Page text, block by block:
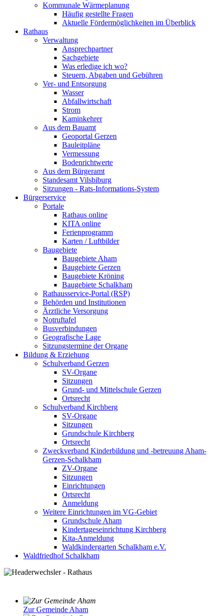
Kommunale Wärmeplanung
Häufig gestellte Fragen
Aktuelle Fördermöglichkeiten im Überblick
Rathaus
Verwaltung
Ansprechpartner
Sachgebiete
Was erledige ich wo?
Steuern, Abgaben und Gebühren
Ver- und Entsorgung
Wasser
Abfallwirtschaft
Strom
Kaminkehrer
Aus dem Bauamt
Geoportal Gerzen
Bauleitpläne
Vermessung
Bodenrichtwerte
Aus dem Bürgeramt
Standesamt Vilsbiburg
Sitzungen - Rats-Informations-System
Bürgerservice
Portale
Rathaus online
KITA online
Ferienprogramm
Karten / Luftbilder
Baugebiete
Baugebiete Aham
Baugebiete Gerzen
Baugebiete Kröning
Baugebiete Schalkham
Rathausservice-Portal (RSP)
Behörden und Institutionen
Ärztliche Versorgung
Notruftafel
Busverbindungen
Geografische Lage
Sitzungstermine der Organe
Bildung & Erziehung
Schulverband Gerzen
SV-Organe
Sitzungen
Grund- und Mittelschule Gerzen
Ortsrecht
Schulverband Kirchberg
SV-Organe
Sitzungen
Grundschule Kirchberg
Ortsrecht
Zweckverband Kinderbildung und -betreuung Aham-
Gerzen-Schalkham
ZV-Organe
Sitzungen
Einrichtungen
Ortsrecht
Anmeldung
Weitere Einrichtungen im VG-Gebiet
Grundschule Aham
Kindertageseinrichtung Kirchberg
Kita-Anmeldung
Waldkindergarten Schalkham e.V.
Waldfriedhof Schalkham
Zur Gemeinde Aham